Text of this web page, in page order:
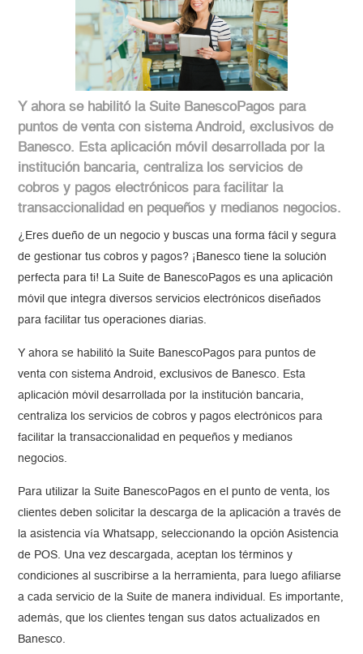
Y ahora se habilitó la Suite BanescoPagos para
puntos de venta con sistema Android, exclusivos de
Banesco. Esta aplicación móvil desarrollada por la
institución bancaria, centraliza los servicios de
cobros y pagos electrónicos para facilitar la
transaccionalidad en pequeños y medianos negocios.
¿Eres dueño de un negocio y buscas una forma fácil y segura
de gestionar tus cobros y pagos? ¡Banesco tiene la solución
perfecta para ti! La Suite de BanescoPagos es una aplicación
móvil que integra diversos servicios electrónicos diseñados
para facilitar tus operaciones diarias.
Y ahora se habilitó la Suite BanescoPagos para puntos de
venta con sistema Android, exclusivos de Banesco. Esta
aplicación móvil desarrollada por la institución bancaria,
centraliza los servicios de cobros y pagos electrónicos para
facilitar la transaccionalidad en pequeños y medianos
negocios.
Para utilizar la Suite BanescoPagos en el punto de venta, los
clientes deben solicitar la descarga de la aplicación a través de
la asistencia vía Whatsapp, seleccionando la opción Asistencia
de POS. Una vez descargada, aceptan los términos y
condiciones al suscribirse a la herramienta, para luego afiliarse
a cada servicio de la Suite de manera individual. Es importante,
además, que los clientes tengan sus datos actualizados en
Banesco.